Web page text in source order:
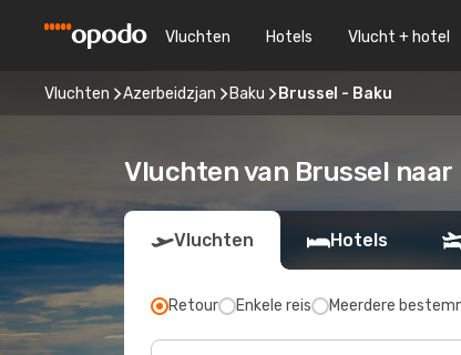
Vluchten Hotels Vlucht + hotel
Vluchten Azerbeidzjan Baku Brussel - Baku
Vluchten van Brussel naar
Vluchten Hotels
Retour Enkele reis Meerdere